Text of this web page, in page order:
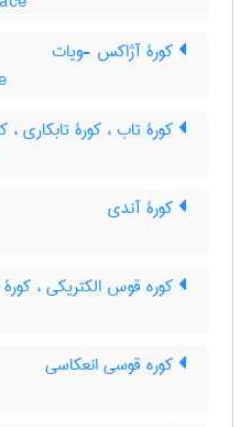
کورۀ آژاکس -ویات
کورۀ تاب ، کورۀ تابکاری
کورۀ آندی
کوره قوس الکتریکی ،
کوره قوسی انعکاسی